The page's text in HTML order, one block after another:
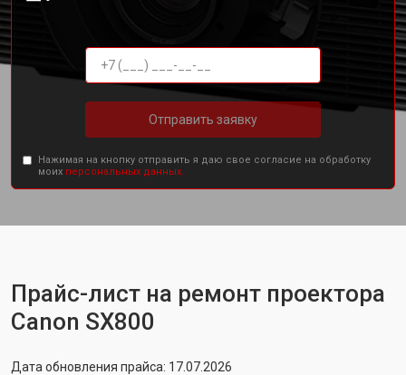
Отправить заявку
Нажимая на кнопку отправить я даю свое согласие на обработку
моих персональных данных.
Прайс-лист на ремонт проектора
Canon SX800
Дата обновления прайса: 17.07.2026